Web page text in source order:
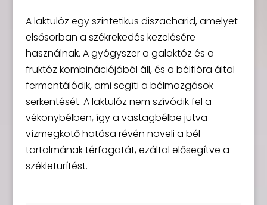
A laktulóz egy szintetikus diszacharid, amelyet
elsősorban a székrekedés kezelésére
használnak. A gyógyszer a galaktóz és a
fruktóz kombinációjából áll, és a bélflóra által
fermentálódik, ami segíti a bélmozgások
serkentését. A laktulóz nem szívódik fel a
vékonybélben, így a vastagbélbe jutva
vízmegkötő hatása révén növeli a bél
tartalmának térfogatát, ezáltal elősegítve a
székletürítést.